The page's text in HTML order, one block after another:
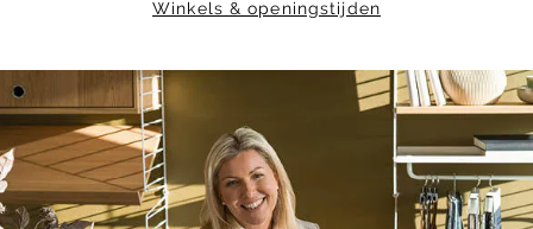
Winkels & openingstijden